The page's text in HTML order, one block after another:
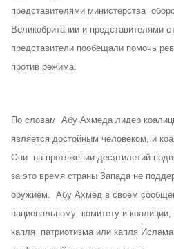
представителями министерства
Великобритании и представителями
представители пообещали помочь
против режима.
По словам Абу Ахмеда лидер
является достойным человеком, и
Они на протяжении десятилетий
за это время страны Запада не
оружием. Абу Ахмед в своем
национальному комитету и
капля патриотизма или капля